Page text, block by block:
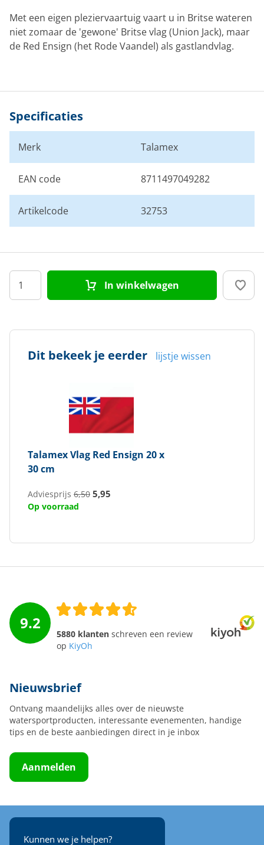
Met een eigen pleziervaartuig vaart u in Britse wateren
niet zomaar de 'gewone' Britse vlag (Union Jack), maar
de Red Ensign (het Rode Vaandel) als gastlandvlag.
Specificaties
Merk Talamex
EAN code 8711497049282
Artikelcode 32753
In winkelwagen
Dit bekeek je eerder lijstje wissen
TalamexVlag Red Ensign 20 x
30 cm
Adviesprijs 6,50 5,95
Op voorraad
9.2
5880 klanten schreven een review
op KiyOh
Nieuwsbrief
Ontvang maandelijks alles over de nieuwste
watersportproducten, interessante evenementen, handige
tips en de beste aanbiedingen direct in je inbox
Aanmelden
Kunnen we je helpen?